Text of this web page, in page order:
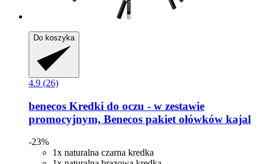
Do koszyka
4.9 (26)
benecos Kredki do oczu -​ w zestawie
promocyjnym, Benecos pakiet ołówków kajal
-23%
1x naturalna czarna kredka